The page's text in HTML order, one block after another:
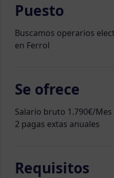
Puesto
Buscamos operarios
en Ferrol
Se ofrece
Salario bruto 1.790€/Mes
2 pagas extas anuales
Requisitos